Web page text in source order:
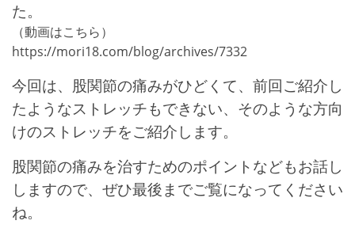
た。
（動画はこちら）
https://mori18.com/blog/archives/7332
今回は、股関節の痛みがひどくて、前回ご紹介し
たようなストレッチもできない、そのような方向
けのストレッチをご紹介します。
股関節の痛みを治すためのポイントなどもお話し
しますので、ぜひ最後までご覧になってください
ね。